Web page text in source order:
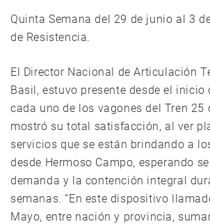
Quinta Semana del 29 de junio al 3
de Resistencia.
El Director Nacional de Articulación
Basil, estuvo presente desde el inicio
cada uno de los vagones del Tren 25
mostró su total satisfacción, al ver
servicios que se están brindando a
desde Hermoso Campo, esperando
demanda y la contención integral
semanas. “En este dispositivo
Mayo, entre nación y provincia,